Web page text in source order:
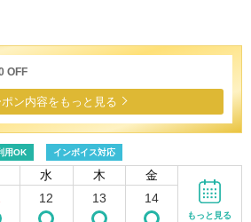
OFF
ポン内容をもっと見る
用OK インボイス対応
水 木 金
12 13 14
もっと見る